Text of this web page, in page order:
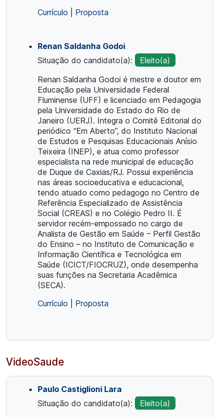
Currículo
Proposta
Renan Saldanha Godoi
Situação do candidato(a):
Eleito(a)
Renan Saldanha Godoi é mestre e doutor em
Educação pela Universidade Federal
Fluminense (UFF) e licenciado em Pedagogia
pela Universidade do Estado do Rio de
Janeiro (UERJ). Integra o Comitê Editorial do
periódico “Em Aberto”, do Instituto Nacional
de Estudos e Pesquisas Educacionais Anísio
Teixeira (INEP), e atua como professor
especialista na rede municipal de educação
de Duque de Caxias/RJ. Possui experiência
nas áreas socioeducativa e educacional,
tendo atuado como pedagogo no Centro de
Referência Especializado de Assistência
Social (CREAS) e no Colégio Pedro II. É
servidor recém-empossado no cargo de
Analista de Gestão em Saúde – Perfil Gestão
do Ensino – no Instituto de Comunicação e
Informação Científica e Tecnológica em
Saúde (ICICT/FIOCRUZ), onde desempenha
suas funções na Secretaria Acadêmica
(SECA).
Currículo
Proposta
VideoSaude
Paulo Castiglioni Lara
Situação do candidato(a):
Eleito(a)